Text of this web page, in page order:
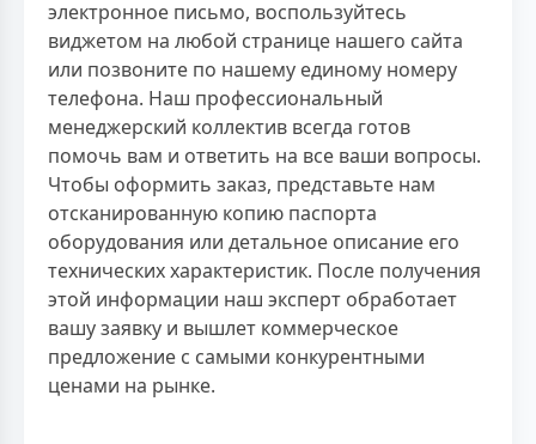
электронное письмо, воспользуйтесь
виджетом на любой странице нашего сайта
или позвоните по нашему единому номеру
телефона. Наш профессиональный
менеджерский коллектив всегда готов
помочь вам и ответить на все ваши вопросы.
Чтобы оформить заказ, представьте нам
отсканированную копию паспорта
оборудования или детальное описание его
технических характеристик. После получения
этой информации наш эксперт обработает
вашу заявку и вышлет коммерческое
предложение с самыми конкурентными
ценами на рынке.